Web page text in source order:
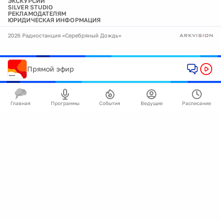
SILVER STUDIO
РЕКЛАМОДАТЕЛЯМ
ЮРИДИЧЕСКАЯ ИНФОРМАЦИЯ
2026 Радиостанция «Серебряный Дождь»
Прямой эфир
Главная Программы События Ведущие Расписание